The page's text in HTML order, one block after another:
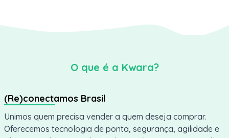
O que é a Kwara?
(Re)conectamos Brasil
Unimos quem precisa vender a quem deseja comprar.
Oferecemos tecnologia de ponta, segurança, agilidade e